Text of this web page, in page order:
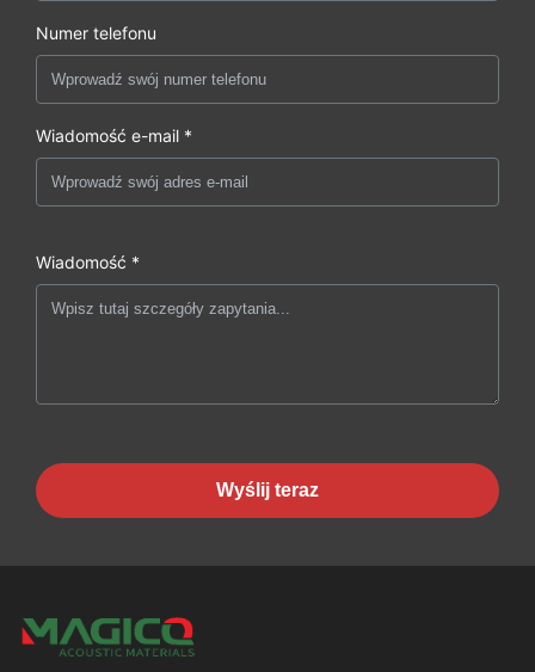
Numer telefonu
Wiadomość e-mail *
Wiadomość *
Wyślij teraz